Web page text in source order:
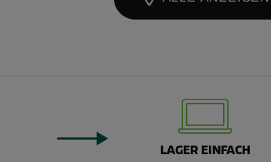
LAGER EINFACH